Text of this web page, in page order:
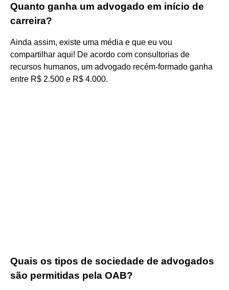
Quanto ganha um advogado em início de
carreira?
Ainda assim, existe uma média e que eu vou
compartilhar aqui! De acordo com consultorias de
recursos humanos, um advogado recém-formado ganha
entre R$ 2.500 e R$ 4.000.
Quais os tipos de sociedade de advogados
são permitidas pela OAB?